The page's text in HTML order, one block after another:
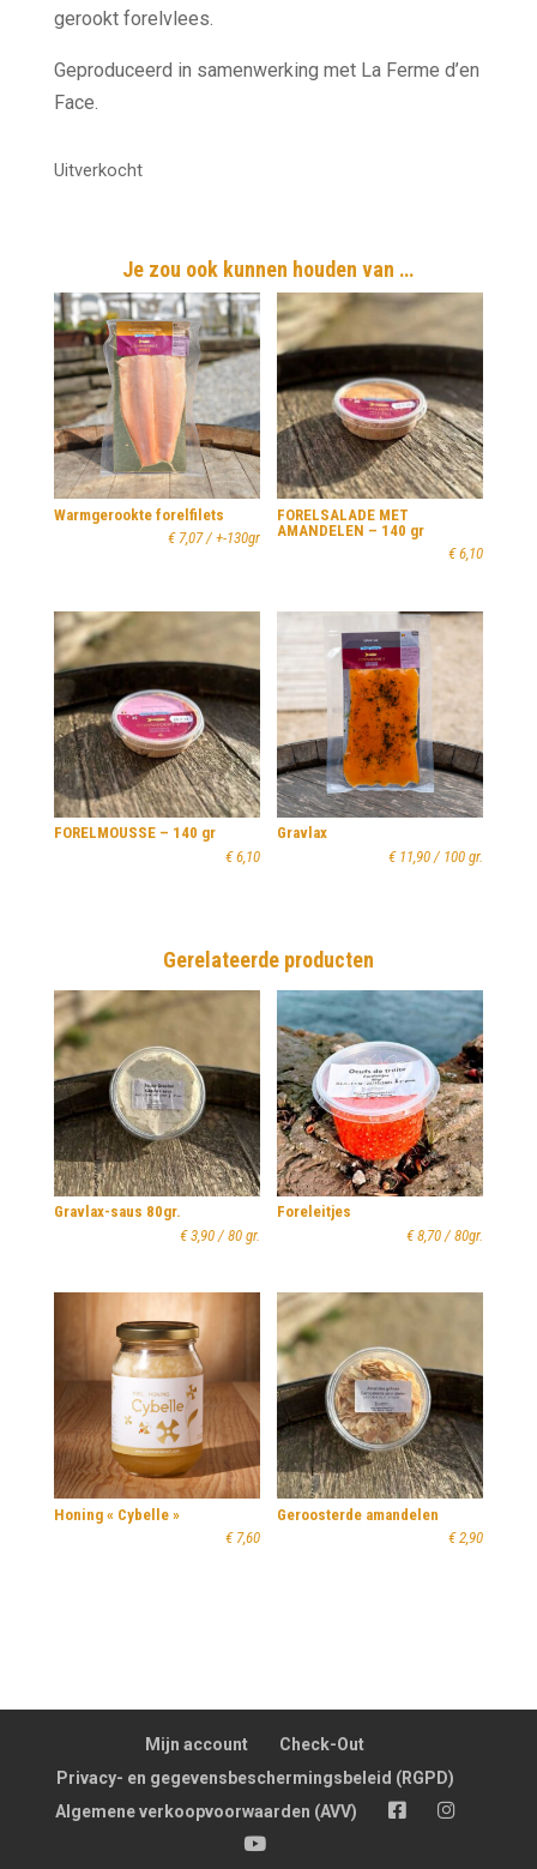
gerookt forelvlees.
Geproduceerd in samenwerking met La Ferme d’en
Face.
Uitverkocht
Je zou ook kunnen houden van …
Warmgerookte forelfilets
€7,07 / +-130gr
FORELSALADE MET
AMANDELEN – 140 gr
€6,10
FORELMOUSSE – 140 gr
€6,10
Gravlax
€11,90 / 100 gr.
Gerelateerde producten
Gravlax-saus 80gr.
€3,90 / 80 gr.
Foreleitjes
€8,70 / 80gr.
Honing « Cybelle »
€7,60
Geroosterde amandelen
€2,90
Mijn account
Check-Out
Privacy- en gegevensbeschermingsbeleid (RGPD)
Algemene verkoopvoorwaarden (AVV)
Insta
YT